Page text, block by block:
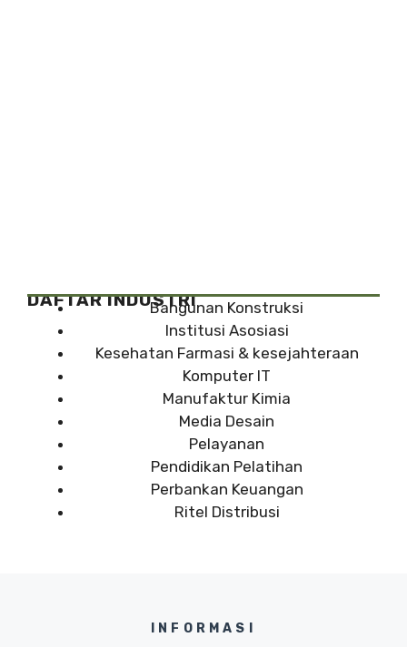
DAFTAR INDUSTRIBangunan Konstruksi
Institusi Asosiasi
Kesehatan Farmasi & kesejahteraan
Komputer IT
Manufaktur Kimia
Media Desain
Pelayanan
Pendidikan Pelatihan
Perbankan Keuangan
Ritel Distribusi
INFORMASI